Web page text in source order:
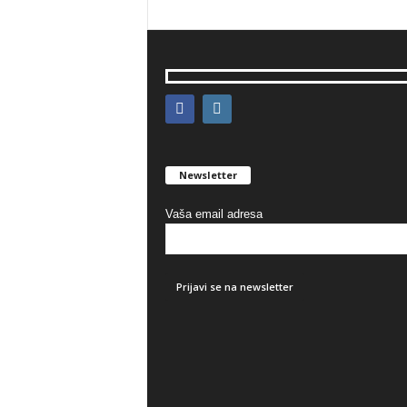
Newsletter
Vaša email adresa